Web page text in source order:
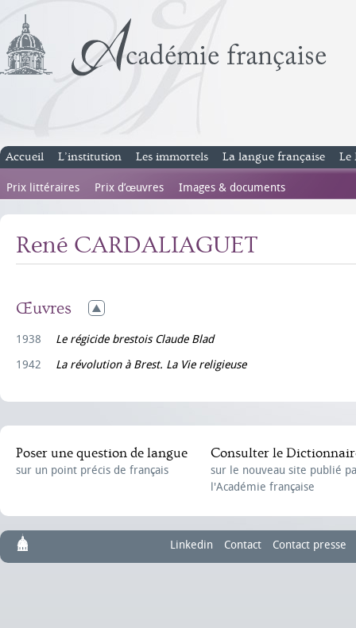
Accueil L’institution Les immortels La langue française Le
Prix littéraires Prix d’œuvres Images & documents
René CARDALIAGUET
Œuvres
1938
Le régicide brestois Claude Blad
1942
La révolution à Brest. La Vie religieuse
Poser une question de langue
sur un point précis de français
Consulter le
sur le nouveau site publié
l'Académie française
Linkedin Contact Contact presse